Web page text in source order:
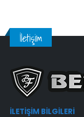
İletişim
İLETIŞIM BILGILERI